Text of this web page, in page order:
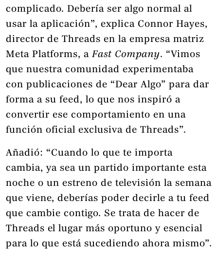
complicado. Debería ser algo normal al
usar la aplicación”, explica Connor Hayes,
director de Threads en la empresa matriz
Meta Platforms, aFast Company. “Vimos
que nuestra comunidad experimentaba
con publicaciones de “Dear Algo” para dar
forma a su feed, lo que nos inspiró a
convertir ese comportamiento en una
función oficial exclusiva de Threads”.
Añadió: “Cuando lo que te importa
cambia, ya sea un partido importante esta
noche o un estreno de televisión la semana
que viene, deberías poder decirle a tu feed
que cambie contigo. Se trata de hacer de
Threads el lugar más oportuno y esencial
para lo que está sucediendo ahora mismo”.